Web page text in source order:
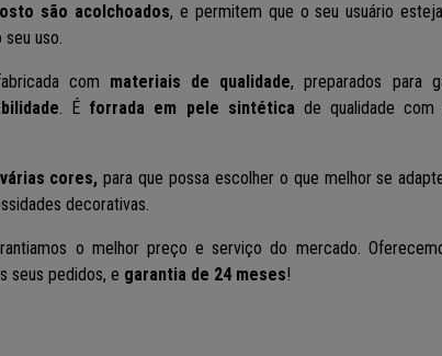
são acolchoados, e permitem que o seu usuário
uso.
com materiais de qualidade, preparados para
. É forrada em pele sintética de qualidade com
cores, para que possa escolher o que melhor se
decorativas.
o melhor preço e serviço do mercado.
seus pedidos, e garantia de 24 meses!